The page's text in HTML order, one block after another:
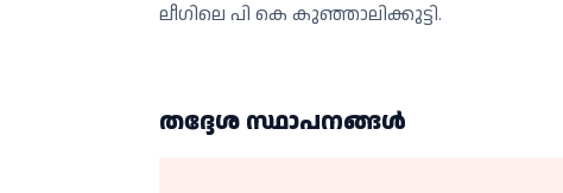
ലീഗിലെ പി കെ കുഞ്ഞാലിക്കുട്ടി.
തദ്ദേശ സ്ഥാപനങ്ങള്‍